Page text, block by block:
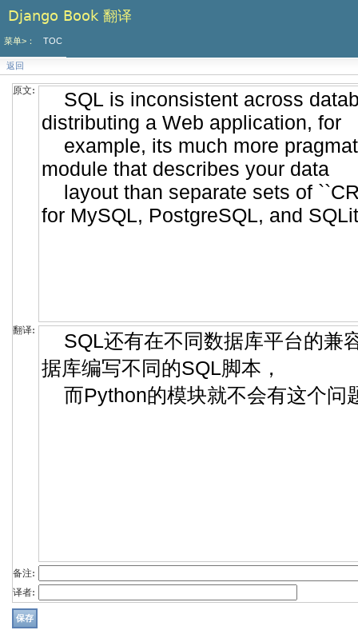
Django Book 翻译
菜单>： TOC
返回
原文:
翻译:
备注:
译者: